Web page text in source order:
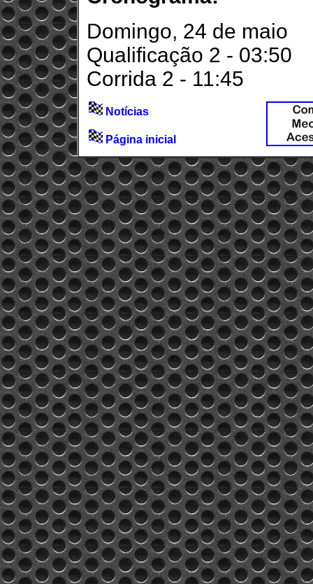
Domingo, 24 de maio
Qualificação 2 - 03:50
Corrida 2 - 11:45
Notícias
Página inicial